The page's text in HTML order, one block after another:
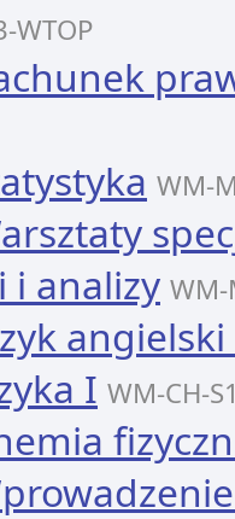
WTOP
WM-
i analizy WM-
angielski
I WM-CH-